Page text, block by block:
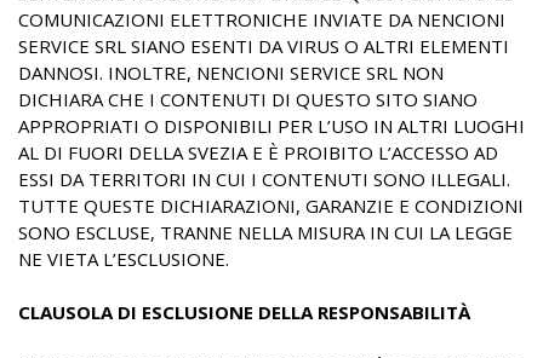
COMUNICAZIONI ELETTRONICHE INVIATE DA NENCIONI
SERVICE SRL SIANO ESENTI DA VIRUS O ALTRI ELEMENTI
DANNOSI. INOLTRE, NENCIONI SERVICE SRL NON
DICHIARA CHE I CONTENUTI DI QUESTO SITO SIANO
APPROPRIATI O DISPONIBILI PER L’USO IN ALTRI LUOGHI
AL DI FUORI DELLA SVEZIA E È PROIBITO L’ACCESSO AD
ESSI DA TERRITORI IN CUI I CONTENUTI SONO ILLEGALI.
TUTTE QUESTE DICHIARAZIONI, GARANZIE E CONDIZIONI
SONO ESCLUSE, TRANNE NELLA MISURA IN CUI LA LEGGE
NE VIETA L’ESCLUSIONE.
CLAUSOLA DI ESCLUSIONE DELLA RESPONSABILITÀ